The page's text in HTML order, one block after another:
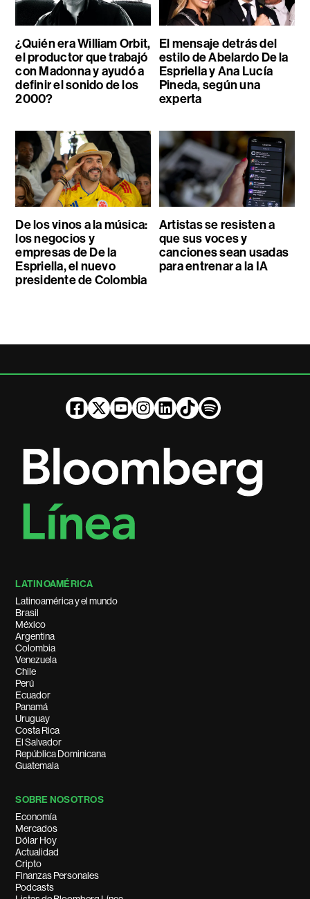
¿Quién era William Orbit,
el productor que trabajó
con Madonna y ayudó a
definir el sonido de los
2000?
El mensaje detrás del
estilo de Abelardo De la
Espriella y Ana Lucía
Pineda, según una
experta
De los vinos a la música:
los negocios y
empresas de De la
Espriella, el nuevo
presidente de Colombia
Artistas se resisten a
que sus voces y
canciones sean usadas
para entrenar a la IA
LATINOAMÉRICA
Latinoamérica y el mundo
Brasil
México
Argentina
Colombia
Venezuela
Chile
Perú
Ecuador
Panamá
Uruguay
Costa Rica
El Salvador
República Dominicana
Guatemala
SOBRE NOSOTROS
Economía
Mercados
Dólar Hoy
Actualidad
Cripto
Finanzas Personales
Podcasts